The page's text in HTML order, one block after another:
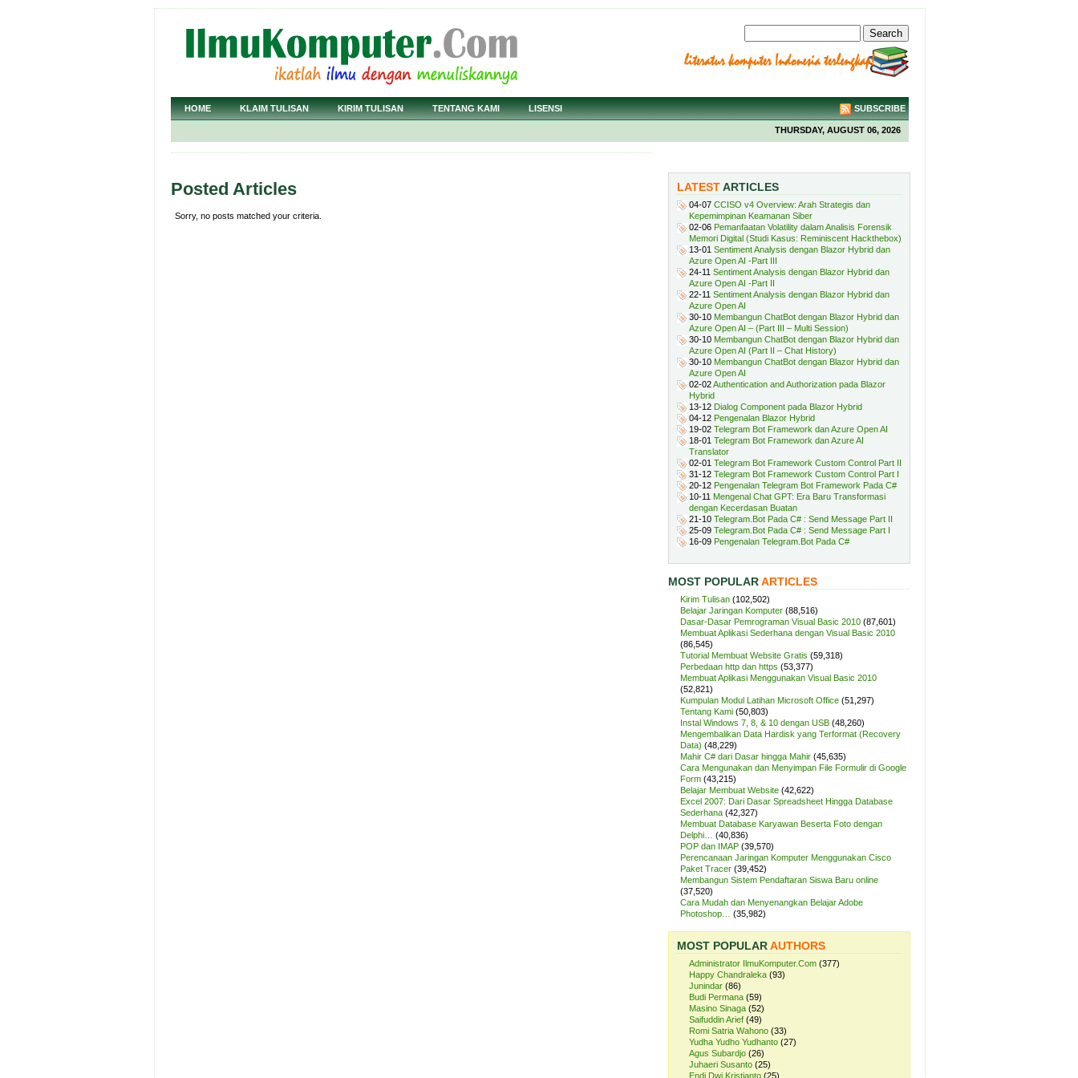
HOME KLAIM TULISAN KIRIM TULISAN TENTANG KAMI LISENSI SUBSCRIBE
THURSDAY, AUGUST 06, 2026
Posted Articles
Sorry, no posts matched your criteria.
LATESTARTICLES
04-07 CCISO v4 Overview: Arah Strategis dan
Kepemimpinan Keamanan Siber
02-06 Pemanfaatan Volatility dalam Analisis Forensik
Memori Digital (Studi Kasus: Reminiscent Hackthebox)
13-01 Sentiment Analysis dengan Blazor Hybrid dan
Azure Open AI -Part III
24-11 Sentiment Analysis dengan Blazor Hybrid dan
Azure Open AI -Part II
22-11 Sentiment Analysis dengan Blazor Hybrid dan
Azure Open AI
30-10 Membangun ChatBot dengan Blazor Hybrid dan
Azure Open AI – (Part III – Multi Session)
30-10 Membangun ChatBot dengan Blazor Hybrid dan
Azure Open AI (Part II – Chat History)
30-10 Membangun ChatBot dengan Blazor Hybrid dan
Azure Open AI
02-02Authentication and Authorization pada Blazor
Hybrid
13-12 Dialog Component pada Blazor Hybrid
04-12 Pengenalan Blazor Hybrid
19-02 Telegram Bot Framework dan Azure Open AI
18-01 Telegram Bot Framework dan Azure AI
Translator
02-01 Telegram Bot Framework Custom Control Part II
31-12 Telegram Bot Framework Custom Control Part I
20-12 Pengenalan Telegram Bot Framework Pada C#
10-11 Mengenal Chat GPT: Era Baru Transformasi
dengan Kecerdasan Buatan
21-10 Telegram.Bot Pada C# : Send Message Part II
25-09 Telegram.Bot Pada C# : Send Message Part I
16-09 Pengenalan Telegram.Bot Pada C#
MOST POPULARARTICLES
Kirim Tulisan (102,502)
Belajar Jaringan Komputer (88,516)
Dasar-Dasar Pemrograman Visual Basic 2010 (87,601)
Membuat Aplikasi Sederhana dengan Visual Basic 2010
(86,545)
Tutorial Membuat Website Gratis (59,318)
Perbedaan http dan https (53,377)
Membuat Aplikasi Menggunakan Visual Basic 2010
(52,821)
Kumpulan Modul Latihan Microsoft Office (51,297)
Tentang Kami (50,803)
Instal Windows 7, 8, & 10 dengan USB (48,260)
Mengembalikan Data Hardisk yang Terformat (Recovery
Data) (48,229)
Mahir C# dari Dasar hingga Mahir (45,635)
Cara Mengunakan dan Menyimpan File Formulir di Google
Form (43,215)
Belajar Membuat Website (42,622)
Excel 2007: Dari Dasar Spreadsheet Hingga Database
Sederhana (42,327)
Membuat Database Karyawan Beserta Foto dengan
Delphi…
(40,836)
POP dan IMAP (39,570)
Perencanaan Jaringan Komputer Menggunakan Cisco
Paket Tracer (39,452)
Membangun Sistem Pendaftaran Siswa Baru online
(37,520)
Cara Mudah dan Menyenangkan Belajar Adobe
Photoshop…
(35,982)
MOST POPULARAUTHORS
Administrator IlmuKomputer.Com (377)
Happy Chandraleka (93)
Junindar (86)
Budi Permana (59)
Masino Sinaga (52)
Saifuddin Arief (49)
Romi Satria Wahono (33)
Yudha Yudho Yudhanto (27)
Agus Subardjo (26)
Juhaeri Susanto (25)
Endi Dwi Kristianto (25)